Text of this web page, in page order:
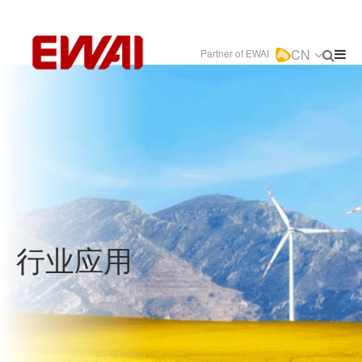
Partner of EWAI CN
行业应用